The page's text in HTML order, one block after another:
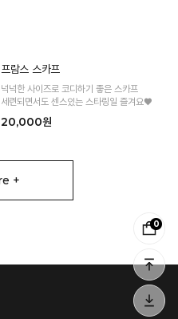
0
프람스 스카프
넉넉한 사이즈로 코디하기 좋은 스카프
세련되면서도 센스있는 스타링일 즐겨요♥